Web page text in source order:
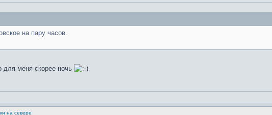
на пару часов.
для меня скорее ночь
на севере